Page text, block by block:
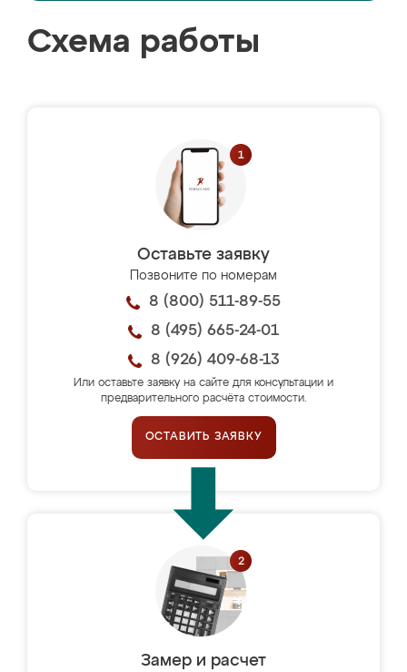
Схема работы
Оставьте заявку
Позвоните по номерам
8 (800) 511-89-55
8 (495) 665-24-01
8 (926) 409-68-13
Или оставьте заявку на сайте для консультации и
предварительного расчёта стоимости.
ОСТАВИТЬ ЗАЯВКУ
Замер и расчет